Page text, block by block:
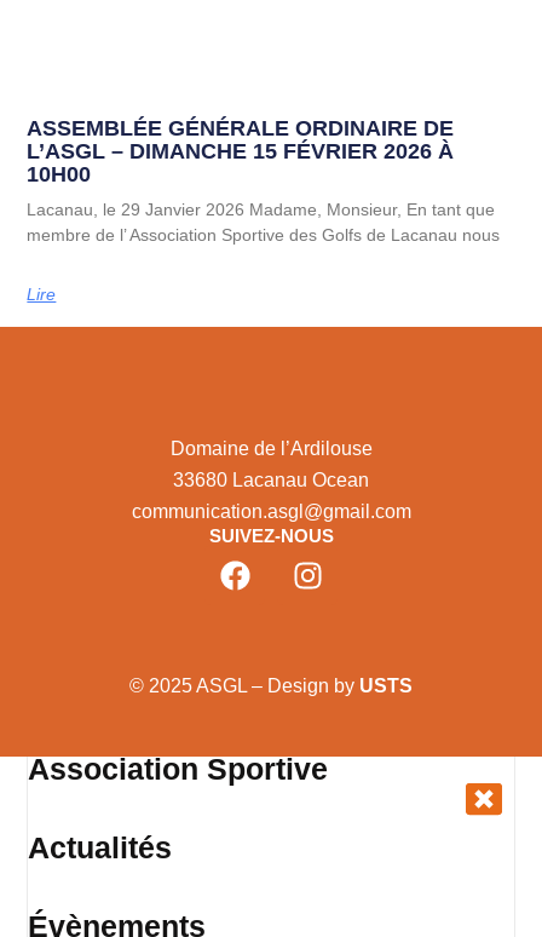
ASSEMBLÉE GÉNÉRALE ORDINAIRE DE
L’ASGL – DIMANCHE 15 FÉVRIER 2026 À
10H00
Lacanau, le 29 Janvier 2026 Madame, Monsieur, En tant que
membre de l’ Association Sportive des Golfs de Lacanau nous
Lire
Domaine de l’Ardilouse
33680 Lacanau Ocean
communication.asgl@gmail.com
SUIVEZ-NOUS
© 2025 ASGL – Design by USTS
Association Sportive
Actualités
Évènements